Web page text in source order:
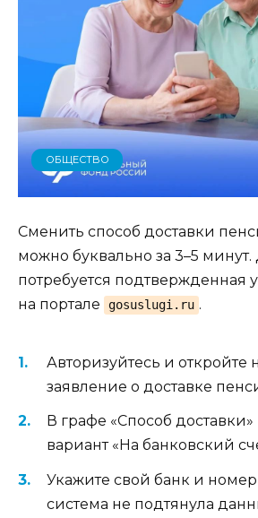
ОБЩЕСТВО
Сменить способ доставки
можно буквально за 3–5 минут.
потребуется подтвержденная
на портале
gosuslugi.ru .
Авторизуйтесь и откройте
заявление о доставке
В графе «Способ
вариант «На банковский
Укажите свой банк и номер
система не подтянула